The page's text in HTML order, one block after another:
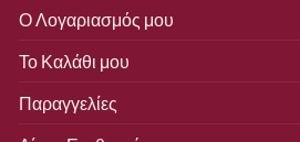
Ο Λογαριασμός μου
Το Καλάθι μου
Παραγγελίες